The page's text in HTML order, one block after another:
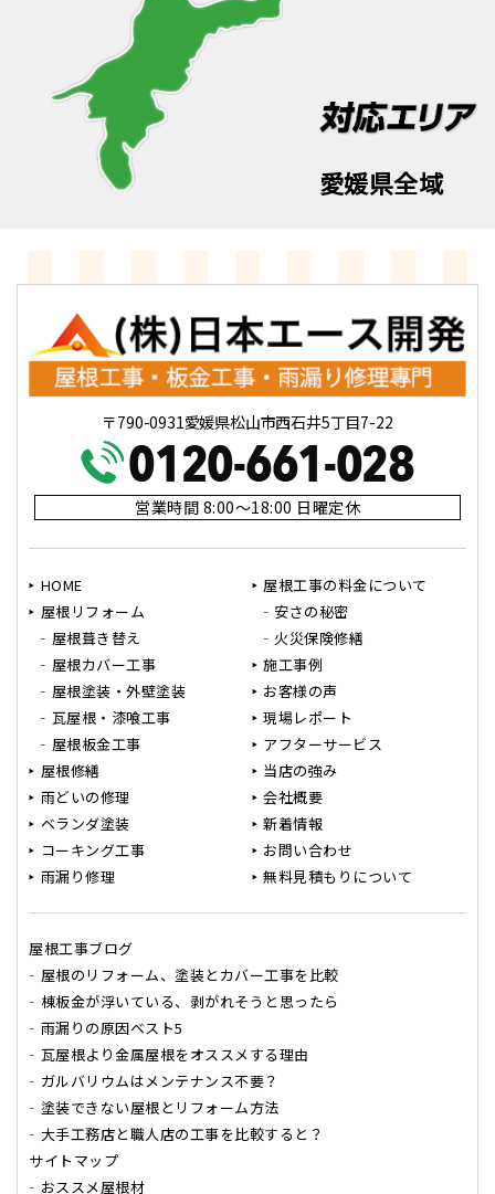
愛媛県全域
〒790-0931愛媛県松山市西石井5丁目7-22
営業時間 8:00～18:00 日曜定休
HOME
屋根リフォーム
屋根葺き替え
屋根カバー工事
屋根塗装・外壁塗装
瓦屋根・漆喰工事
屋根板金工事
屋根修繕
雨どいの修理
ベランダ塗装
コーキング工事
雨漏り修理
屋根工事の料金について
安さの秘密
火災保険修繕
施工事例
お客様の声
現場レポート
アフターサービス
当店の強み
会社概要
新着情報
お問い合わせ
無料見積もりについて
屋根工事ブログ
屋根のリフォーム、塗装とカバー工事を比較
棟板金が浮いている、剥がれそうと思ったら
雨漏りの原因ベスト5
瓦屋根より金属屋根をオススメする理由
ガルバリウムはメンテナンス不要？
塗装できない屋根とリフォーム方法
大手工務店と職人店の工事を比較すると？
サイトマップ
おススメ屋根材